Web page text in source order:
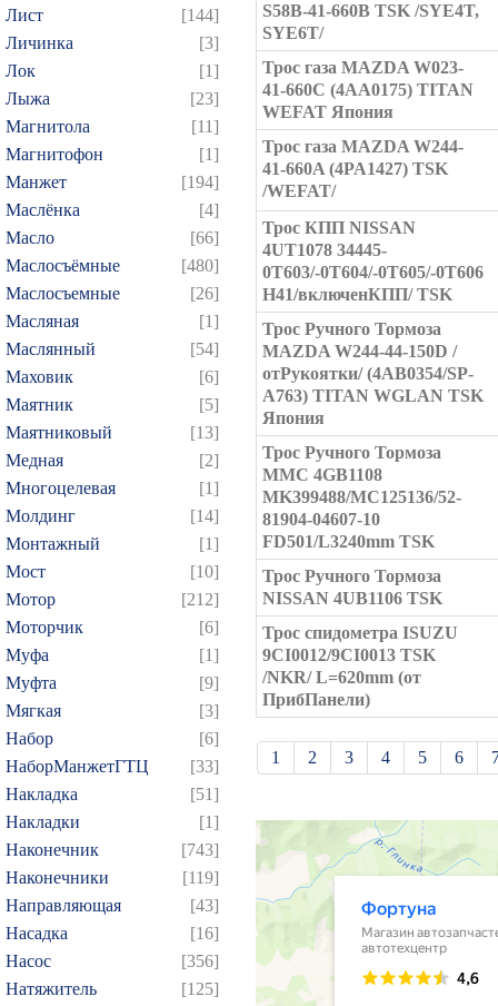
Лист
[144]
Личинка
[3]
Лок
[1]
Лыжа
[23]
Магнитола
[11]
Магнитофон
[1]
Манжет
[194]
Маслёнка
[4]
Масло
[66]
Маслосъёмные
[480]
Маслосъемные
[26]
Масляная
[1]
Маслянный
[54]
Маховик
[6]
Маятник
[5]
Маятниковый
[13]
Медная
[2]
Многоцелевая
[1]
Молдинг
[14]
Монтажный
[1]
Мост
[10]
Мотор
[212]
Моторчик
[6]
Муфа
[1]
Муфта
[9]
Мягкая
[3]
Набор
[6]
НаборМанжетГТЦ
[33]
Накладка
[51]
Накладки
[1]
Наконечник
[743]
Наконечники
[119]
Направляющая
[43]
Насадка
[16]
Насос
[356]
Натяжитель
[125]
S58B-41-660B TSK /SYE4T,
SYE6T/
Трос газа MAZDA W023-
41-660C (4AA0175) TITAN
WEFAT Япония
Трос газа MAZDA W244-
41-660A (4PA1427) TSK
/WEFAT/
Трос КПП NISSAN
4UT1078 34445-
0T603/-0T604/-0T605/-0T606
H41/включенКПП/ TSK
Трос Ручного Тормоза
MAZDA W244-44-150D /
отРукоятки/ (4AB0354/SP-
A763) TITAN WGLAN TSK
Япония
Трос Ручного Тормоза
MMC 4GB1108
MK399488/MC125136/52-
81904-04607-10
FD501/L3240mm TSK
Трос Ручного Тормоза
NISSAN 4UB1106 TSK
Трос спидометра ISUZU
9CI0012/9CI0013 TSK
/NKR/ L=620mm (от
ПрибПанели)
1 2 3 4 5 6
39
40 41 42
43
57
58 60
61
76
94 95 96
109
111 112
124
126 127